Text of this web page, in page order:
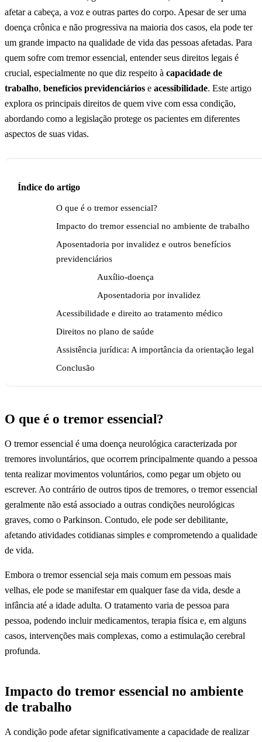
afetar a cabeça, a voz e outras partes do corpo. Apesar de ser uma
doença crônica e não progressiva na maioria dos casos, ela pode ter
um grande impacto na qualidade de vida das pessoas afetadas. Para
quem sofre com tremor essencial, entender seus direitos legais é
crucial, especialmente no que diz respeito à capacidade de
trabalho, benefícios previdenciários e acessibilidade. Este artigo
explora os principais direitos de quem vive com essa condição,
abordando como a legislação protege os pacientes em diferentes
aspectos de suas vidas.
Índice do artigo
O que é o tremor essencial?
Impacto do tremor essencial no ambiente de trabalho
Aposentadoria por invalidez e outros benefícios
previdenciários
Auxílio-doença
Aposentadoria por invalidez
Acessibilidade e direito ao tratamento médico
Direitos no plano de saúde
Assistência jurídica: A importância da orientação legal
Conclusão
O que é o tremor essencial?
O tremor essencial é uma doença neurológica caracterizada por
tremores involuntários, que ocorrem principalmente quando a pessoa
tenta realizar movimentos voluntários, como pegar um objeto ou
escrever. Ao contrário de outros tipos de tremores, o tremor essencial
geralmente não está associado a outras condições neurológicas
graves, como o Parkinson. Contudo, ele pode ser debilitante,
afetando atividades cotidianas simples e comprometendo a qualidade
de vida.
Embora o tremor essencial seja mais comum em pessoas mais
velhas, ele pode se manifestar em qualquer fase da vida, desde a
infância até a idade adulta. O tratamento varia de pessoa para
pessoa, podendo incluir medicamentos, terapia física e, em alguns
casos, intervenções mais complexas, como a estimulação cerebral
profunda.
Impacto do tremor essencial no ambiente
de trabalho
A condição pode afetar significativamente a capacidade de realizar